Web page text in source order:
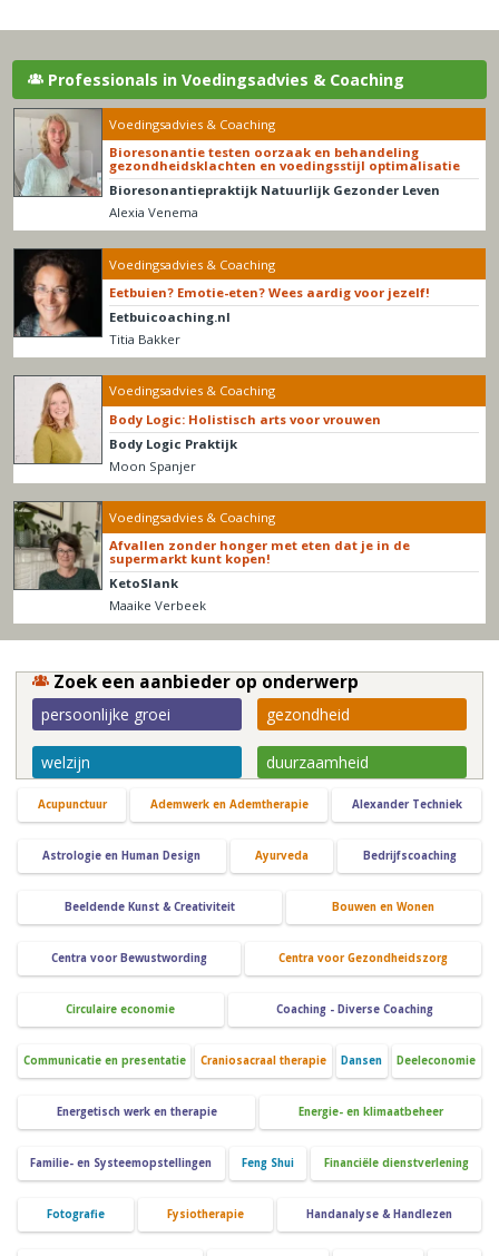
Professionals in Voedingsadvies & Coaching
Voedingsadvies & Coaching
Bioresonantie testen oorzaak en behandeling
gezondheidsklachten en voedingsstijl optimalisatie
Bioresonantiepraktijk Natuurlijk Gezonder Leven
Alexia Venema
Voedingsadvies & Coaching
Eetbuien? Emotie-eten? Wees aardig voor jezelf!
Eetbuicoaching.nl
Titia Bakker
Voedingsadvies & Coaching
Body Logic: Holistisch arts voor vrouwen
Body Logic Praktijk
Moon Spanjer
Voedingsadvies & Coaching
Afvallen zonder honger met eten dat je in de
supermarkt kunt kopen!
KetoSlank
Maaike Verbeek
Zoek een aanbieder op onderwerp
persoonlijke groei gezondheid
welzijn duurzaamheid
Acupunctuur Ademwerk en Ademtherapie Alexander Techniek
Astrologie en Human Design Ayurveda Bedrijfscoaching
Beeldende Kunst & Creativiteit Bouwen en Wonen
Centra voor Bewustwording Centra voor Gezondheidszorg
Circulaire economie Coaching - Diverse Coaching
Communicatie en presentatie Craniosacraal therapie Dansen Deeleconomie
Energetisch werk en therapie Energie- en klimaatbeheer
Familie- en Systeemopstellingen Feng Shui Financiële dienstverlening
Fotografie Fysiotherapie Handanalyse & Handlezen